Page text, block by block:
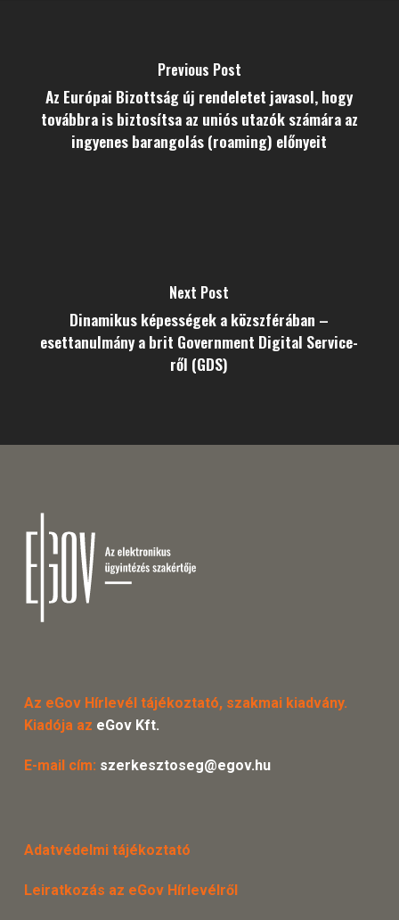
Previous Post
Az Európai Bizottság új rendeletet javasol, hogy
továbbra is biztosítsa az uniós utazók számára az
ingyenes barangolás (roaming) előnyeit
Next Post
Dinamikus képességek a közszférában –
esettanulmány a brit Government Digital Service-
ről (GDS)
Az eGov Hírlevél tájékoztató, szakmai kiadvány.
Kiadója az eGov Kft.
E-mail cím: szerkesztoseg@egov.hu
Adatvédelmi tájékoztató
Leiratkozás az eGov Hírlevélről